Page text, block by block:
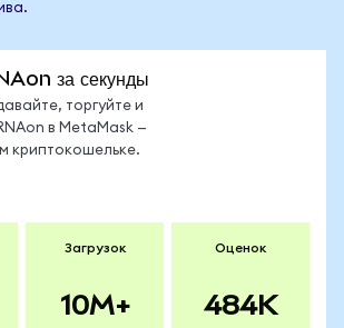
за секунды
торгуйте и
в MetaMask —
криптокошельке.
Загрузок
10M+
Оценок
484K